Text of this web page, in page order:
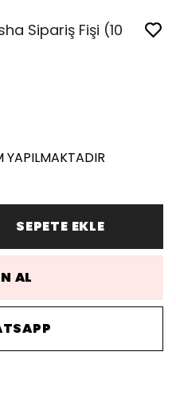
Sipariş Fişi (10
YAPILMAKTADIR
SEPETE EKLE
AL